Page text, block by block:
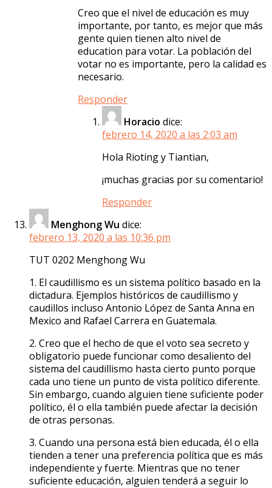
Creo que el nivel de educación es muy
importante, por tanto, es mejor que más
gente quien tienen alto nivel de
education para votar. La población del
votar no es importante, pero la calidad es
necesario.
Responder
Horacio dice:
febrero 14, 2020 a las 2:03 am
Hola Rioting y Tiantian,
¡muchas gracias por su comentario!
Responder
Menghong Wu dice:
febrero 13, 2020 a las 10:36 pm
TUT 0202 Menghong Wu
1. El caudillismo es un sistema político basado en la
dictadura. Ejemplos históricos de caudillismo y
caudillos incluso Antonio López de Santa Anna en
Mexico and Rafael Carrera en Guatemala.
2. Creo que el hecho de que el voto sea secreto y
obligatorio puede funcionar como desaliento del
sistema del caudillismo hasta cierto punto porque
cada uno tiene un punto de vista político diferente.
Sin embargo, cuando alguien tiene suficiente poder
político, él o ella también puede afectar la decisión
de otras personas.
3. Cuando una persona está bien educada, él o ella
tienden a tener una preferencia política que es más
independiente y fuerte. Mientras que no tener
suficiente educación, alguien tenderá a seguir lo